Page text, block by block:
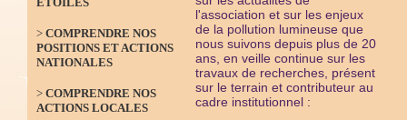
> COMPRENDRE NOS
POSITIONS ET ACTIONS
NATIONALES
> COMPRENDRE NOS
ACTIONS LOCALES
l'association et sur les enjeux
de la pollution lumineuse que
nous suivons depuis plus de 20
ans, en veille continue sur les
travaux de recherches, présent
sur le terrain et contributeur au
cadre institutionnel :